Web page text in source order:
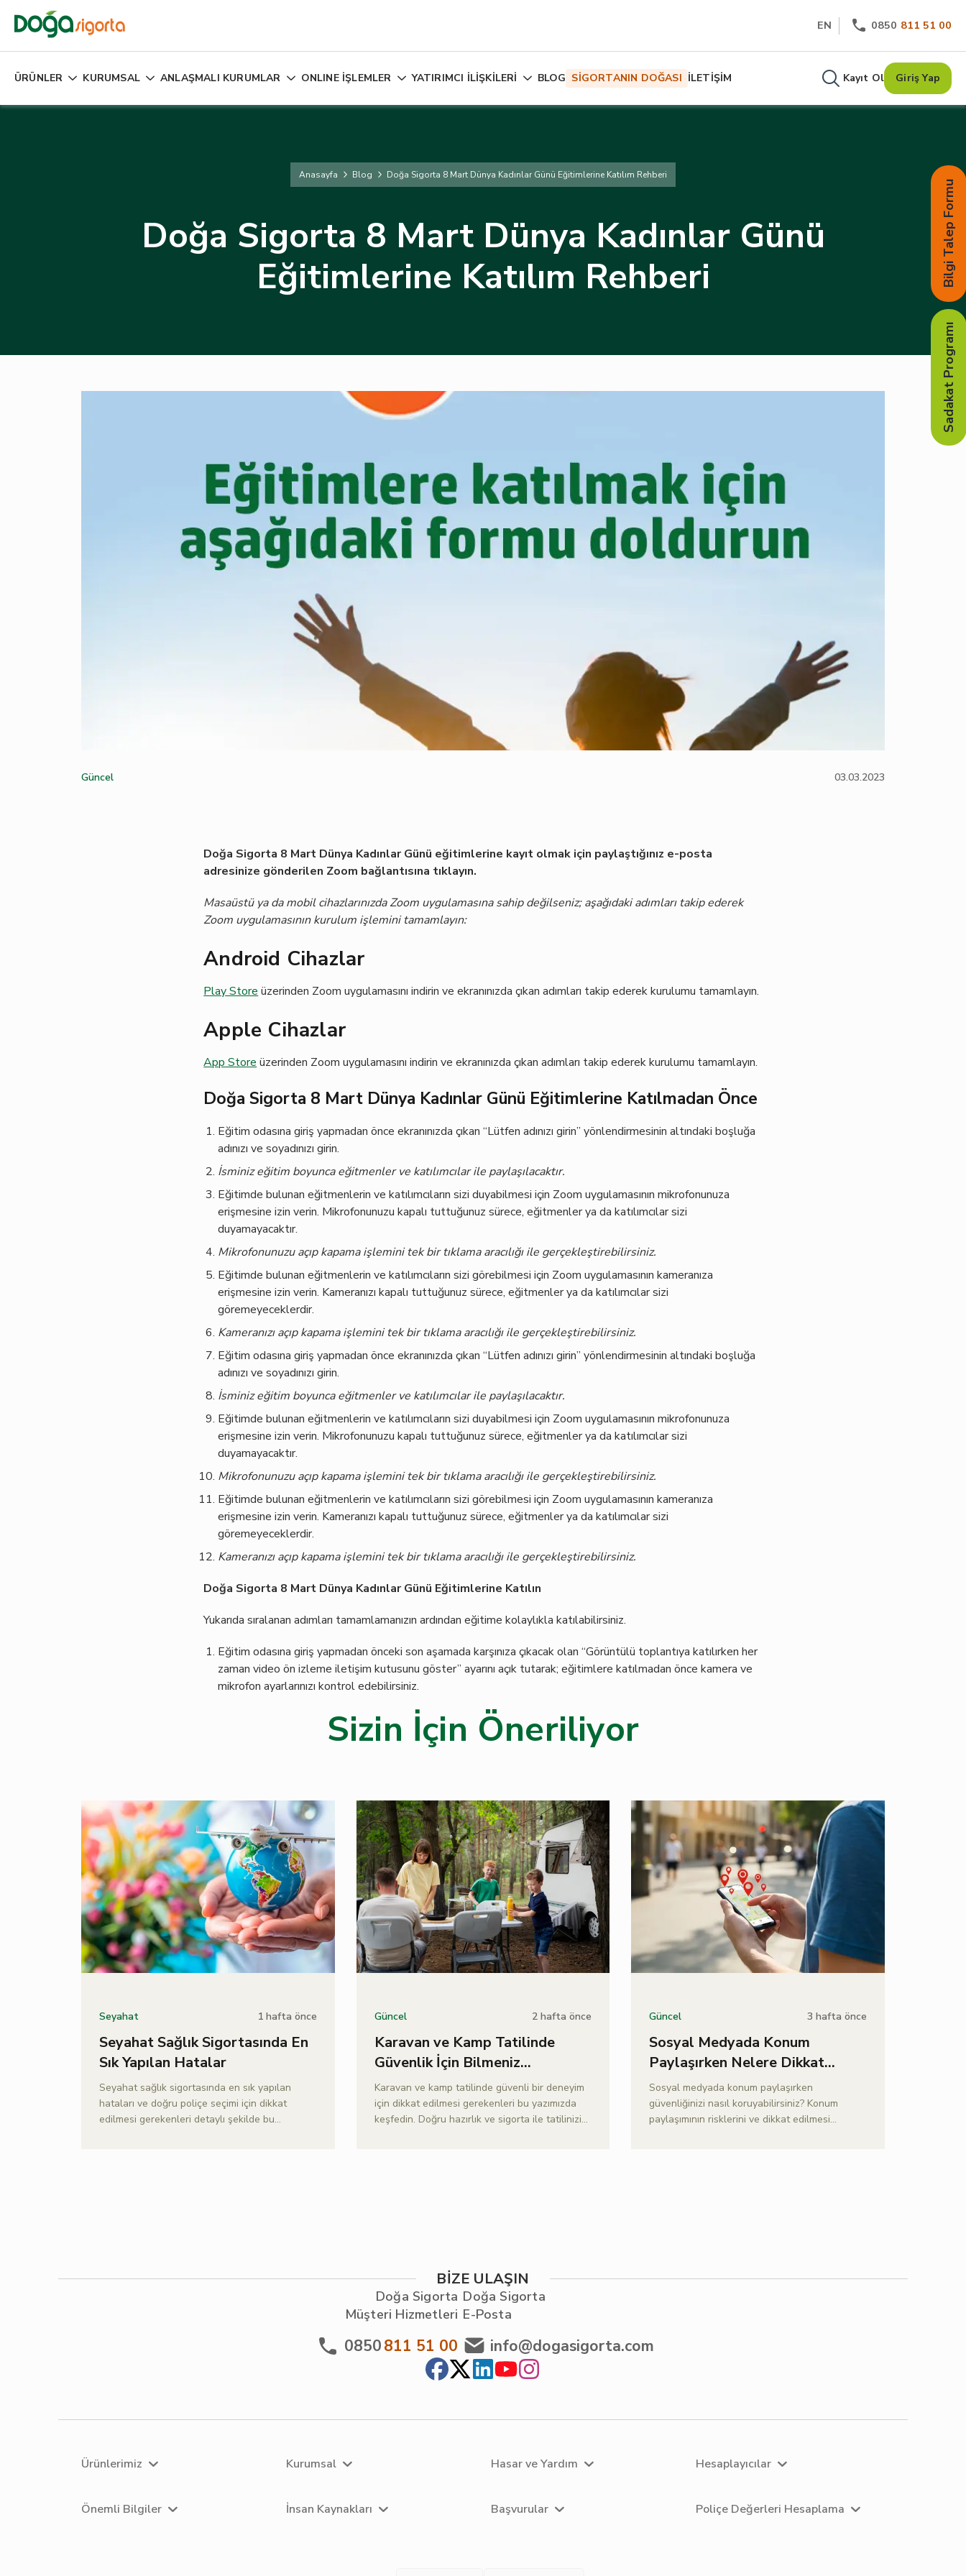
EN 0850 811 51 00
ÜRÜNLER KURUMSAL ANLAŞMALI KURUMLAR ONLINE İŞLEMLER YATIRIMCI İLİŞKİLERİ BLOG SİGORTANIN DOĞASI İLETİŞİM Kayıt Ol Giriş Yap
Anasayfa Blog Doğa Sigorta 8 Mart Dünya Kadınlar Günü Eğitimlerine Katılım Rehberi
Doğa Sigorta 8 Mart Dünya Kadınlar Günü
Eğitimlerine Katılım Rehberi
Güncel 03.03.2023
Doğa Sigorta 8 Mart Dünya Kadınlar Günü eğitimlerine kayıt olmak için paylaştığınız e-posta
adresinize gönderilen Zoom bağlantısına tıklayın.
Masaüstü ya da mobil cihazlarınızda Zoom uygulamasına sahip değilseniz; aşağıdaki adımları takip ederek
Zoom uygulamasının kurulum işlemini tamamlayın:
Android Cihazlar
Play Store üzerinden Zoom uygulamasını indirin ve ekranınızda çıkan adımları takip ederek kurulumu tamamlayın.
Apple Cihazlar
App Store üzerinden Zoom uygulamasını indirin ve ekranınızda çıkan adımları takip ederek kurulumu tamamlayın.
Doğa Sigorta 8 Mart Dünya Kadınlar Günü Eğitimlerine Katılmadan Önce
Eğitim odasına giriş yapmadan önce ekranınızda çıkan “Lütfen adınızı girin” yönlendirmesinin altındaki boşluğa
adınızı ve soyadınızı girin.
İsminiz eğitim boyunca eğitmenler ve katılımcılar ile paylaşılacaktır.
Eğitimde bulunan eğitmenlerin ve katılımcıların sizi duyabilmesi için Zoom uygulamasının mikrofonunuza
erişmesine izin verin. Mikrofonunuzu kapalı tuttuğunuz sürece, eğitmenler ya da katılımcılar sizi
duyamayacaktır.
Mikrofonunuzu açıp kapama işlemini tek bir tıklama aracılığı ile gerçekleştirebilirsiniz.
Eğitimde bulunan eğitmenlerin ve katılımcıların sizi görebilmesi için Zoom uygulamasının kameranıza
erişmesine izin verin. Kameranızı kapalı tuttuğunuz sürece, eğitmenler ya da katılımcılar sizi
göremeyeceklerdir.
Kameranızı açıp kapama işlemini tek bir tıklama aracılığı ile gerçekleştirebilirsiniz.
Eğitim odasına giriş yapmadan önce ekranınızda çıkan “Lütfen adınızı girin” yönlendirmesinin altındaki boşluğa
adınızı ve soyadınızı girin.
İsminiz eğitim boyunca eğitmenler ve katılımcılar ile paylaşılacaktır.
Eğitimde bulunan eğitmenlerin ve katılımcıların sizi duyabilmesi için Zoom uygulamasının mikrofonunuza
erişmesine izin verin. Mikrofonunuzu kapalı tuttuğunuz sürece, eğitmenler ya da katılımcılar sizi
duyamayacaktır.
Mikrofonunuzu açıp kapama işlemini tek bir tıklama aracılığı ile gerçekleştirebilirsiniz.
Eğitimde bulunan eğitmenlerin ve katılımcıların sizi görebilmesi için Zoom uygulamasının kameranıza
erişmesine izin verin. Kameranızı kapalı tuttuğunuz sürece, eğitmenler ya da katılımcılar sizi
göremeyeceklerdir.
Kameranızı açıp kapama işlemini tek bir tıklama aracılığı ile gerçekleştirebilirsiniz.
Doğa Sigorta 8 Mart Dünya Kadınlar Günü Eğitimlerine Katılın
Yukarıda sıralanan adımları tamamlamanızın ardından eğitime kolaylıkla katılabilirsiniz.
Eğitim odasına giriş yapmadan önceki son aşamada karşınıza çıkacak olan “Görüntülü toplantıya katılırken her
zaman video ön izleme iletişim kutusunu göster” ayarını açık tutarak; eğitimlere katılmadan önce kamera ve
mikrofon ayarlarınızı kontrol edebilirsiniz.
Sizin İçin Öneriliyor
Seyahat 1 hafta önce
Seyahat Sağlık Sigortasında En
Sık Yapılan Hatalar
Seyahat sağlık sigortasında en sık yapılan
hataları ve doğru poliçe seçimi için dikkat
edilmesi gerekenleri detaylı şekilde bu
Güncel 2 hafta önce
Karavan ve Kamp Tatilinde
Güvenlik İçin Bilmeniz
Gerekenler
Karavan ve kamp tatilinde güvenli bir deneyim
için dikkat edilmesi gerekenleri bu yazımızda
keşfedin. Doğru hazırlık ve sigorta ile tatilinizi
Güncel 3 hafta önce
Sosyal Medyada Konum
Paylaşırken Nelere Dikkat
Edilmeli?
Sosyal medyada konum paylaşırken
güvenliğinizi nasıl koruyabilirsiniz? Konum
paylaşımının risklerini ve dikkat edilmesi
Bilgi Talep Formu
Sadakat Programı
BİZE ULAŞIN
Doğa Sigorta
Müşteri Hizmetleri
0850811 51 00
Doğa Sigorta
E-Posta
info@dogasigorta.com
Ürünlerimiz Kurumsal Hasar ve Yardım Hesaplayıcılar
Önemli Bilgiler İnsan Kaynakları Başvurular Poliçe Değerleri Hesaplama